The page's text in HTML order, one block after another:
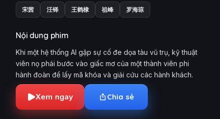
宋茜 汪铎 王鹤棣 祖峰 罗海琼
Nội dung phim
Khi một hệ thống AI gặp sự cố đe dọa tàu vũ trụ, kỹ thuật
viên nọ phải bước vào giấc mơ của một thành viên phi
hành đoàn để lấy mã khóa và giải cứu các hành khách.
Xem ngay Chia sẻ